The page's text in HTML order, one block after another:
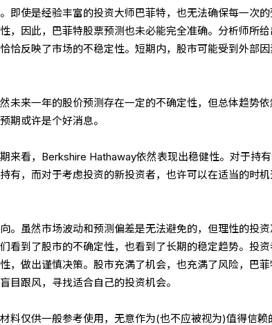
即使是经验丰富的投资大师巴菲特，也无法确保每一次的
，因此，巴菲特股票预测也未必能完全准确。分析师所
恰反映了市场的不稳定性。短期内，股市可能受到外部
未来一年的股价预测存在一定的不确定性，但总体趋势依
期或许是个好消息。
来看，Berkshire Hathaway依然表现出稳健性。对于持
有，而对于考虑投资的新投资者，也许可以在适当的时
。虽然市场波动和预测偏差是无法避免的，但理性的投资
看到了股市的不确定性，也看到了长期的稳定趋势。投资
，做出谨慎决策。股市充满了机会，也充满了风险，巴菲
目跟风，寻找适合自己的投资机会。
料仅供一般参考使用，无意作为(也不应被视为)值得信赖